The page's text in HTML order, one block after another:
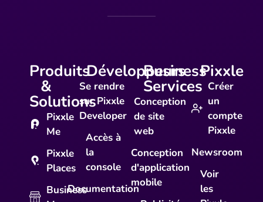
Produits
&
Solutions
Pixxle
Me
Pixxle
Places
Business
Développeurs
Se rendre
sur Pixxle
Developer
Accès à
la
console
Documentation
Business
Services
Conception
de site
web
Conception
d'application
mobile
Pixxle
Créer
un
compte
Pixxle
Newsroom
Voir
les